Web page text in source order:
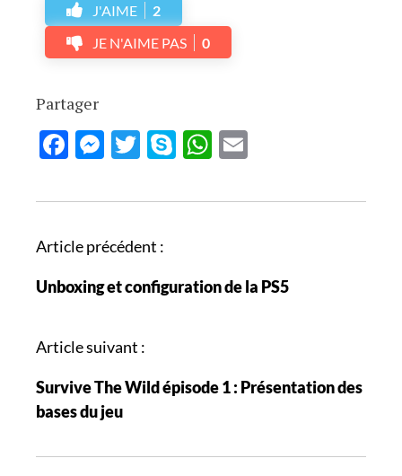
J'AIME
2
JE N'AIME PAS
0
Partager
Facebook
Messenger
Twitter
SkypeWhatsApp
N
v
g
t
i
n
Article précédent :
Unboxing et configuration de la PS5
Article suivant :
Survive The Wild épisode 1 : Présentation des
bases du jeu